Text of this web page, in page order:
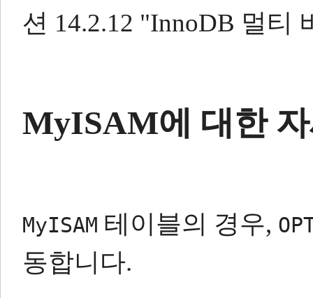
션 14.2.12 "InnoDB 멀티
MyISAM에 대한
MyISAM 테이블의 경우,
동합니다.